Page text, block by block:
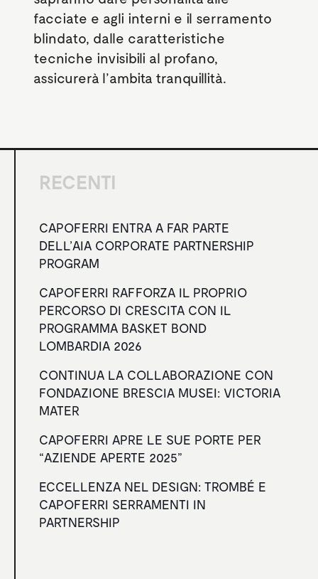
facciate e agli interni e il serramento
blindato, dalle caratteristiche
tecniche invisibili al profano,
assicurerà l’ambita tranquillità.
RECENTI
CAPOFERRI ENTRA A FAR PARTE
DELL’AIA CORPORATE PARTNERSHIP
PROGRAM
CAPOFERRI RAFFORZA IL PROPRIO
PERCORSO DI CRESCITA CON IL
PROGRAMMA BASKET BOND
LOMBARDIA 2026
CONTINUA LA COLLABORAZIONE CON
FONDAZIONE BRESCIA MUSEI: VICTORIA
MATER
CAPOFERRI APRE LE SUE PORTE PER
“AZIENDE APERTE 2025”
ECCELLENZA NEL DESIGN: TROMBÉ E
CAPOFERRI SERRAMENTI IN
PARTNERSHIP